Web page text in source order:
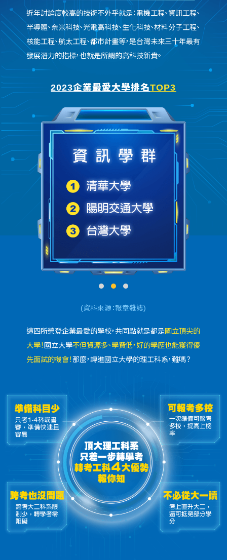
近年討論度較高的技術不外乎就是：電機工程、資訊工程、
半導體、奈米科技、光電高科技、生化科技、材料分子工程、
核能工程、航太工程、都市計畫等，是台灣未來三十年最有
發展潛力的指標，也就是所謂的高科技新貴。
2023企業最愛大學排名TOP3
(資料來源：報章雜誌)
這四所榮登企業最愛的學校，共同點就是都是國立頂尖的
大學！ 國立大學不但資源多、學費低，好的學歷也能獲得優
先面試的機會！那麼，轉進國立大學的理工科系，難嗎？